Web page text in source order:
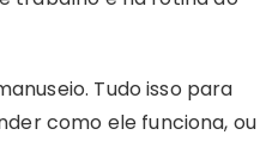
Tudo isso para
como ele funciona, ou